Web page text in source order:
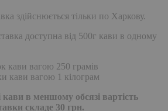
здійснюється тільки по Харкову.
доступна від 500г кави в одному
кави вагою 250 грамів
кави вагою 1 кілограм
кави в меншому обсязі вартість
складе 30 грн.